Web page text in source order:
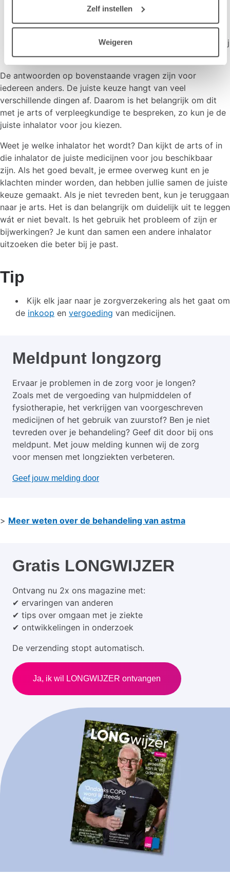
Zelf instellen
Weigeren
inhalator gebruikt en hoe beviel die?
Wat past bij jou en je leven? Jongeren kiezen
bijvoorbeeld niet vaak voor een voorzetkamer, zij
willen liever een puffer die in hun zak past.
De antwoorden op bovenstaande vragen zijn voor
iedereen anders. De juiste keuze hangt van veel
verschillende dingen af. Daarom is het belangrijk om dit
met je arts of verpleegkundige te bespreken, zo kun je de
juiste inhalator voor jou kiezen.
Weet je welke inhalator het wordt? Dan kijkt de arts of in
die inhalator de juiste medicijnen voor jou beschikbaar
zijn. Als het goed bevalt, je ermee overweg kunt en je
klachten minder worden, dan hebben jullie samen de juiste
keuze gemaakt. Als je niet tevreden bent, kun je teruggaan
naar je arts. Het is dan belangrijk om duidelijk uit te leggen
wát er niet bevalt. Is het gebruik het probleem of zijn er
bijwerkingen? Je kunt dan samen een andere inhalator
uitzoeken die beter bij je past.
Tip
Kijk elk jaar naar je zorgverzekering als het gaat om
de inkoop en vergoeding van medicijnen.
Meldpunt longzorg
Ervaar je problemen in de zorg voor je longen?
Zoals met de vergoeding van hulpmiddelen of
fysiotherapie, het verkrijgen van voorgeschreven
medicijnen of het gebruik van zuurstof? Ben je niet
tevreden over je behandeling? Geef dit door bij ons
meldpunt. Met jouw melding kunnen wij de zorg
voor mensen met longziekten verbeteren.
Geef jouw melding door
> Meer weten over de behandeling van astma
Gratis LONGWIJZER
Ontvang nu 2x ons magazine met:
✔ ervaringen van anderen
✔ tips over omgaan met je ziekte
✔ ontwikkelingen in onderzoek
De verzending stopt automatisch.
Ja, ik wil LONGWIJZER ontvangen